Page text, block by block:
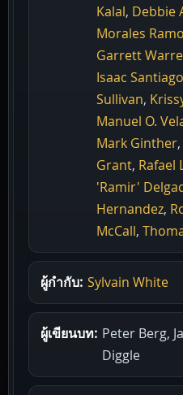
Kalal, Debbie
Morales
Garrett
Isaac Santiago
Sullivan,
Manuel O.
Mark Ginther,
Grant, Rafael
'Ramir'
Hernandez,
McCall,
ผู้กำกับ: Sylvain White
ผู้เขียนบท: Peter Berg,
Diggle